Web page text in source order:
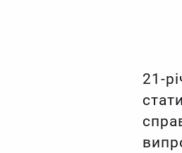
21-